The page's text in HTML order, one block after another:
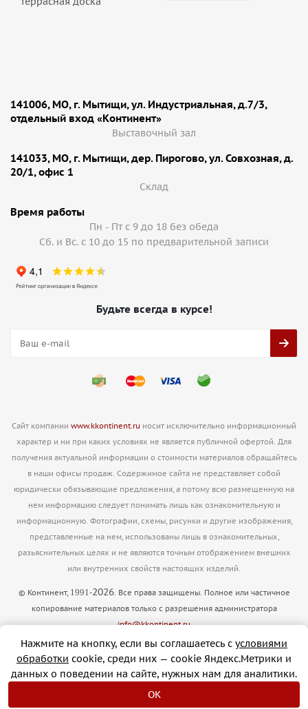
141006, МО, г. Мытищи, ул. Индустриальная, д.7/3,
отдельный вход «Континент»
Выставочный зал
141033, МО, г. Мытищи, дер. Пирогово, ул. Совхозная, д.
20/1, офис 1
Cклад
Время работы
Пн - Пт с 9 до 18 без обеда
Сб. и Вс. с 10 до 15 по предварительной записи
Будьте всегда в курсе!
Сайт компании www.kkontinent.ru носит исключительно информационный
характер и ни при каких условиях не является публичной офертой. Для
получения актуальной информации о стоимости материалов обращайтесь
в наши офисы продаж. Содержимое сайта не представляет собой
юридически обязывающие предложения, а потому всю размещенную на
нем информацию следует понимать лишь как ознакомительную и
информационную. Фотографии, схемы, рисунки и другие изображения,
представленные на нем, использованы лишь в ознакомительных,
разьяснительных целях и не являются точным отображением внешних
или внутренних свойств настоящих изделий.
© Континент, 1991-2026. Все права защищены. Полное или частичное
копирование материалов только с разрешения администратора
info@kkontinent.ru
Версия для печати
Нажмите на кнопку, если вы соглашаетесь с условиями
обработки cookie, cреди них — cookie Яндекс.Метрики и
данных о поведении на сайте, нужных нам для аналитики.
OK